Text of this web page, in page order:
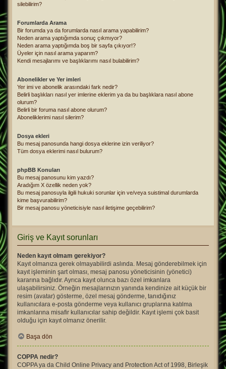
silebilirim?
Forumlarda Arama
Bir forumda ya da forumlarda nasıl arama yapabilirim?
Neden arama yaptığımda sonuç çıkmıyor?
Neden arama yaptığımda boş bir sayfa çıkıyor!?
Üyeler için nasıl arama yaparım?
Kendi mesajlarımı ve başlıklarımı nasıl bulabilirim?
Abonelikler ve Yer imleri
Yer imi ve abonelik arasındaki fark nedir?
Belirli başlıkları nasıl yer imlerine eklerim ya da bu başlıklara nasıl abone
olurum?
Belirli bir foruma nasıl abone olurum?
Aboneliklerimi nasıl silerim?
Dosya ekleri
Bu mesaj panosunda hangi dosya eklerine izin veriliyor?
Tüm dosya eklerimi nasıl bulurum?
phpBB Konuları
Bu mesaj panosunu kim yazdı?
Aradığım X özellik neden yok?
Bu mesaj panosuyla ilgili hukuki sorunlar için ve/veya suistimal durumlarda
kime başvurabilirim?
Bir mesaj panosu yöneticisiyle nasıl iletişime geçebilirim?
Giriş ve Kayıt sorunları
Neden kayıt olmam gerekiyor?
Kayıt olmanıza gerek olmayabilirdi aslında. Mesaj gönderebilmek için
kayıt işleminin şart olması, mesaj panosu yöneticisinin (yönetici)
kararına bağlıdır. Ayrıca kayıt olunca bazı özel imkanlara
ulaşabilirsiniz. Örneğin mesajlarınızın yanında kendinize ait küçük bir
resim (avatar) gösterme, özel mesaj gönderme, tanıdığınız
kullanıcılara e-posta gönderme veya kullanıcı gruplarına katılma
imkanlarına misafir kullanıcılar sahip değildir. Kayıt işlemi çok basit
olduğu için kayıt olmanız önerilir.
Başa dön
COPPA nedir?
COPPA ya da Child Online Privacy and Protection Act of 1998, Birleşik